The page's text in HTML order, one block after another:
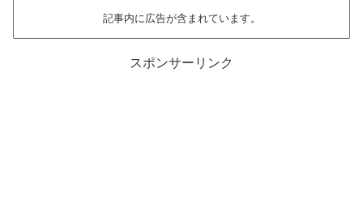
記事内に広告が含まれています。
スポンサーリンク